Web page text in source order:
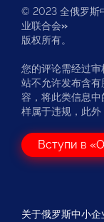
© 2023 全俄罗斯
业联合会»
版权所有。
您的评论需经过
站不允许发布含
容，将此类信息
样属于违规，此外
Вступи в
关于俄罗斯中小企